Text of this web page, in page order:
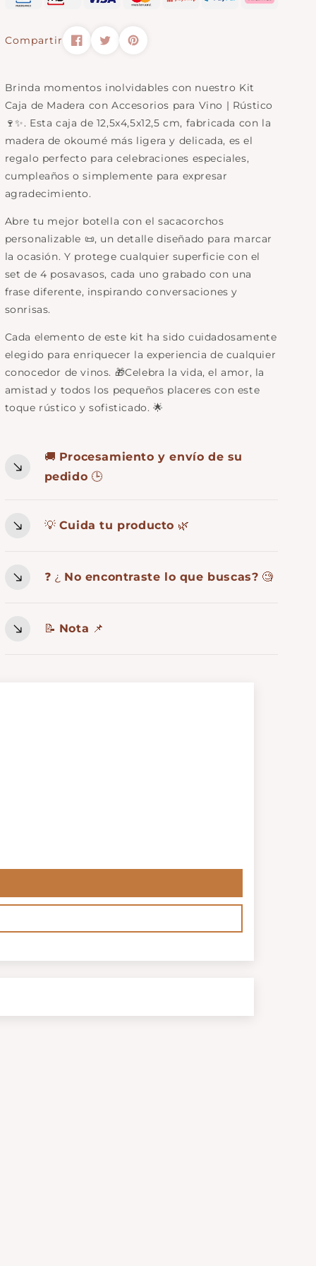
Compartir
Brinda momentos inolvidables con nuestro Kit
Caja de Madera con Accesorios para Vino | Rústico
🍷✨. Esta caja de 12,5x4,5x12,5 cm, fabricada con la
madera de okoumé más ligera y delicada, es el
regalo perfecto para celebraciones especiales,
cumpleaños o simplemente para expresar
agradecimiento.
Abre tu mejor botella con el sacacorchos
personalizable 📜, un detalle diseñado para marcar
la ocasión. Y protege cualquier superficie con el
set de 4 posavasos, cada uno grabado con una
frase diferente, inspirando conversaciones y
sonrisas.
Cada elemento de este kit ha sido cuidadosamente
elegido para enriquecer la experiencia de cualquier
conocedor de vinos. 🎁Celebra la vida, el amor, la
amistad y todos los pequeños placeres con este
toque rústico y sofisticado. 🌟
🚚 Procesamiento y envío de su
pedido 🕒
💡 Cuida tu producto 🌿
❓ ¿ No encontraste lo que buscas? 🧐
📝 Nota 📌